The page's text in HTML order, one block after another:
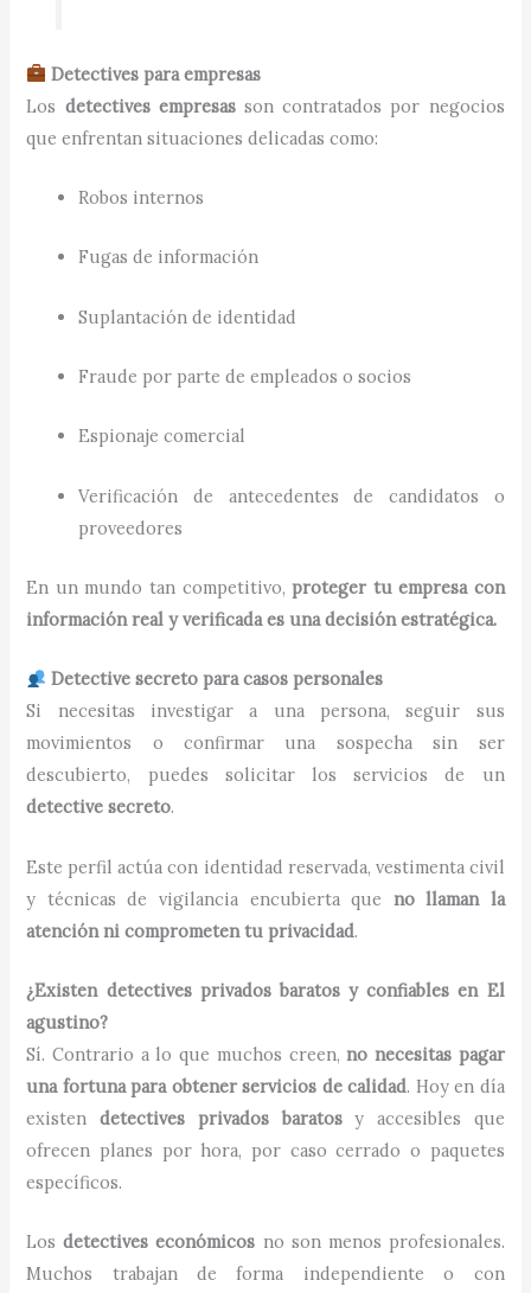
Detectives para empresas
Los detectives empresasson contratados por negocios
que enfrentan situaciones delicadas como:
Robos internos
Fugas de información
Suplantación de identidad
Fraude por parte de empleados o socios
Espionaje comercial
Verificación de antecedentes de candidatos o
proveedores
En un mundo tan competitivo, proteger tu empresa con
información real y verificada es una decisión estratégica.
Detective secreto para casos personales
Si necesitas investigar a una persona, seguir sus
movimientos o confirmar una sospecha sin ser
descubierto, puedes solicitar los servicios de un
detective secreto.
Este perfil actúa con identidad reservada, vestimenta civil
y técnicas de vigilancia encubierta que no llaman la
atención ni comprometen tu privacidad.
¿Existen detectives privados baratos y confiables en El
agustino?
Sí. Contrario a lo que muchos creen,no necesitas pagar
una fortuna para obtener servicios de calidad. Hoy en día
existendetectives privados baratosy accesibles que
ofrecen planes por hora, por caso cerrado o paquetes
específicos.
Losdetectives económicos no son menos profesionales.
Muchos trabajan de forma independiente o con